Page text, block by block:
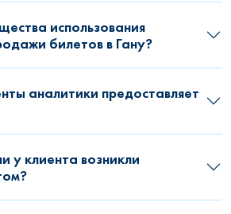
использования
билетов в Гану?
аналитики предоставляет
у клиента возникли